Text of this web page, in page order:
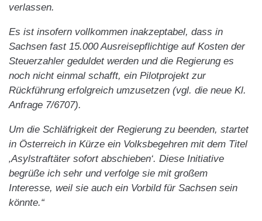
verlassen.
Es ist insofern vollkommen inakzeptabel, dass in
Sachsen fast 15.000 Ausreisepflichtige auf Kosten der
Steuerzahler geduldet werden und die Regierung es
noch nicht einmal schafft, ein Pilotprojekt zur
Rückführung erfolgreich umzusetzen (vgl. die neue Kl.
Anfrage 7/6707).
Um die Schläfrigkeit der Regierung zu beenden, startet
in Österreich in Kürze ein Volksbegehren mit dem Titel
‚Asylstraftäter sofort abschieben‘. Diese Initiative
begrüße ich sehr und verfolge sie mit großem
Interesse, weil sie auch ein Vorbild für Sachsen sein
könnte.“